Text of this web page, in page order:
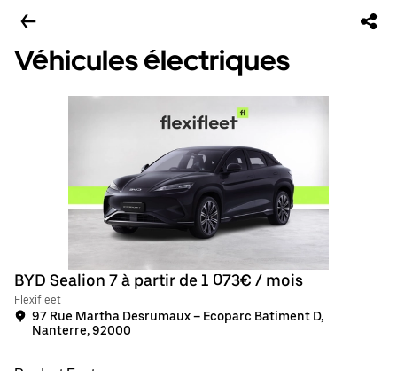
Véhicules électriques
BYD Sealion 7 à partir de 1 073€ / mois
Flexifleet
97 Rue Martha Desrumaux – Ecoparc Batiment D,
Nanterre, 92000